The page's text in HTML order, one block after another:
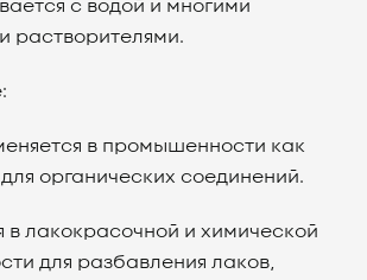
с водой и многими
растворителями.
в промышенности как
органических соединений.
в лакокрасочной и химической
для разбавления лаков,